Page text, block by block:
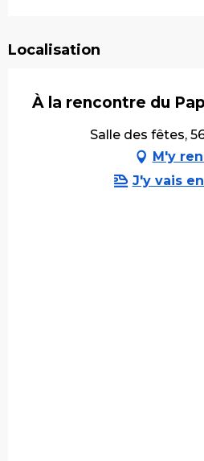
Localisation
À la rencontre du
Salle des fêtes,
M'y
J'y vais